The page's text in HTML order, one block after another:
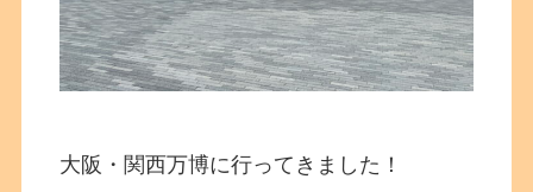
大阪・関西万博に行ってきました！